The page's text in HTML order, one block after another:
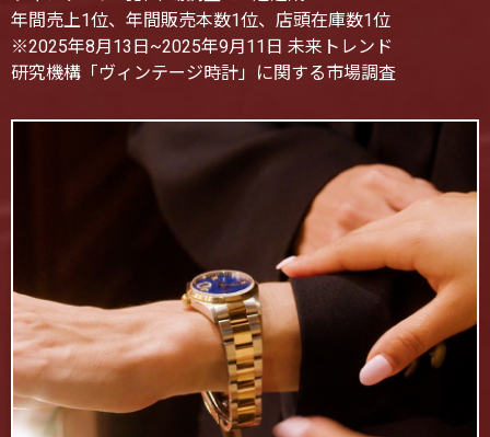
年間売上1位、年間販売本数1位、店頭在庫数1位
※2025年8月13日~2025年9月11日 未来トレンド
研究機構「ヴィンテージ時計」に関する市場調査